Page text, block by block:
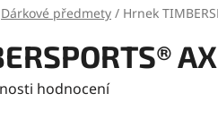
Dárkové předmety / Hrnek
hodnocení